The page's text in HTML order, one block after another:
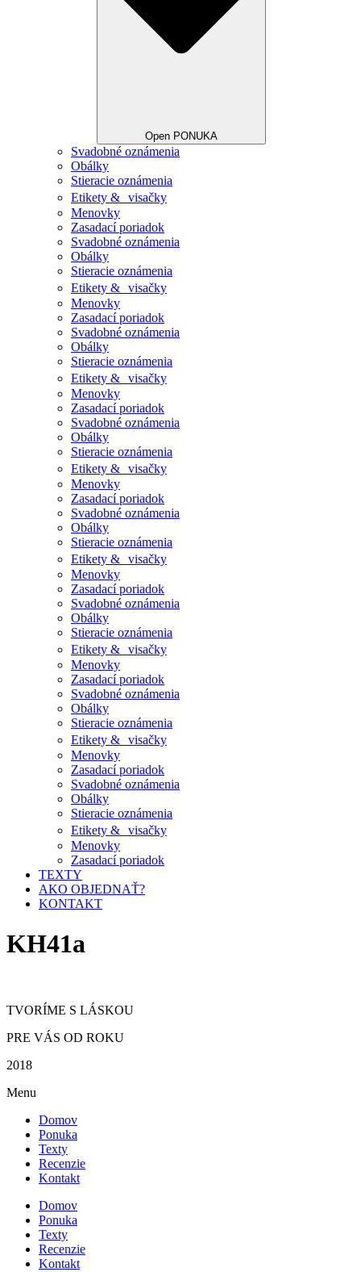
Open PONUKA
Svadobné oznámenia
Obálky
Stieracie oznámenia
Etikety & visačky
Menovky
Zasadací poriadok
Svadobné oznámenia
Obálky
Stieracie oznámenia
Etikety & visačky
Menovky
Zasadací poriadok
Svadobné oznámenia
Obálky
Stieracie oznámenia
Etikety & visačky
Menovky
Zasadací poriadok
Svadobné oznámenia
Obálky
Stieracie oznámenia
Etikety & visačky
Menovky
Zasadací poriadok
Svadobné oznámenia
Obálky
Stieracie oznámenia
Etikety & visačky
Menovky
Zasadací poriadok
Svadobné oznámenia
Obálky
Stieracie oznámenia
Etikety & visačky
Menovky
Zasadací poriadok
Svadobné oznámenia
Obálky
Stieracie oznámenia
Etikety & visačky
Menovky
Zasadací poriadok
Svadobné oznámenia
Obálky
Stieracie oznámenia
Etikety & visačky
Menovky
Zasadací poriadok
TEXTY
AKO OBJEDNAŤ?
KONTAKT
KH41a
TVORÍME S LÁSKOU
PRE VÁS OD ROKU
2018
Menu
Domov
Ponuka
Texty
Recenzie
Kontakt
Domov
Ponuka
Texty
Recenzie
Kontakt